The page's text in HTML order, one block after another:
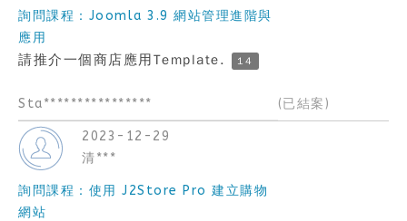
詢問課程：Joomla 3.9 網站管理進階與
應用
請推介一個商店應用Template. 14
Sta**************** (已結案)
2023-12-29
清***
詢問課程：使用 J2Store Pro 建立購物
網站